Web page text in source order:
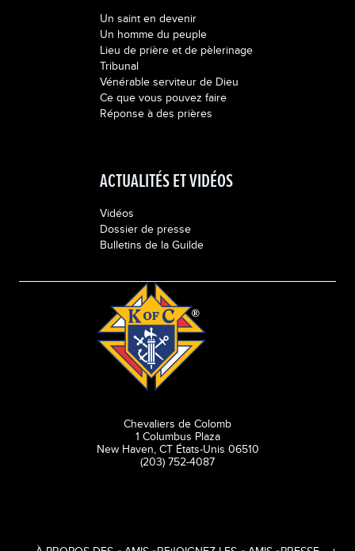
Un saint en devenir
Un homme du peuple
Lieu de prière et de pèlerinage
Tribunal
Vénérable serviteur de Dieu
Ce que vous pouvez faire
Réponse à des prières
ACTUALITÉS ET VIDÉOS
Vidéos
Dossier de presse
Bulletins de la Guilde
Chevaliers de Colomb
1 Columbus Plaza
New Haven, CT États-Unis 06510
(203) 752-4087